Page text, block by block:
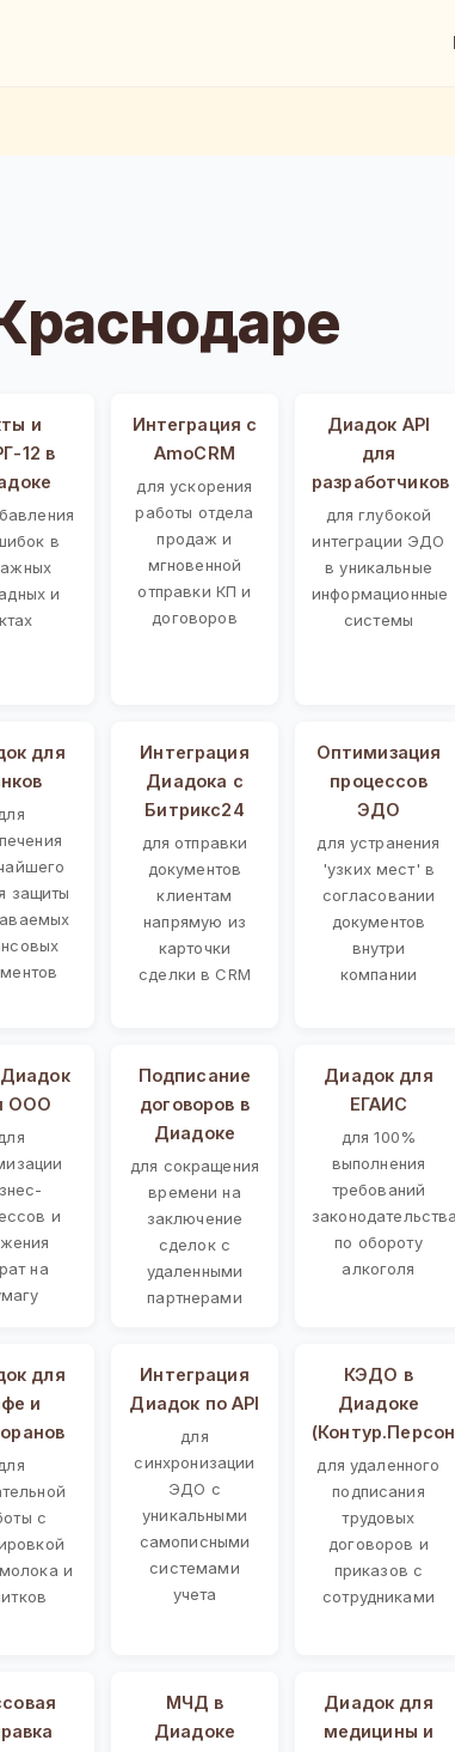
и
12 в
в
и
Интеграция с
AmoCRM
для ускорения
работы отдела
продаж и
мгновенной
отправки КП и
договоров
Диадок API
для
разработчиков
для глубокой
интеграции ЭДО
в уникальные
информационные
системы
для
защиты
Интеграция
Диадока с
Битрикс24
для отправки
документов
клиентам
напрямую из
карточки
сделки в CRM
Оптимизация
процессов
ЭДО
для устранения
'узких мест' в
согласовании
документов
внутри
компании
ООО
и
на
Подписание
договоров в
Диадоке
для сокращения
времени на
заключение
сделок с
удаленными
партнерами
Диадок для
ЕГАИС
для 100%
выполнения
требований
законодательства
по обороту
алкоголя
для
и
с
и
Интеграция
Диадок по API
для
синхронизации
ЭДО с
уникальными
самописными
системами
учета
КЭДО в
Диадоке
для удаленного
подписания
трудовых
договоров и
приказов с
сотрудниками
МЧД в
Диадоке
Диадок для
медицины и